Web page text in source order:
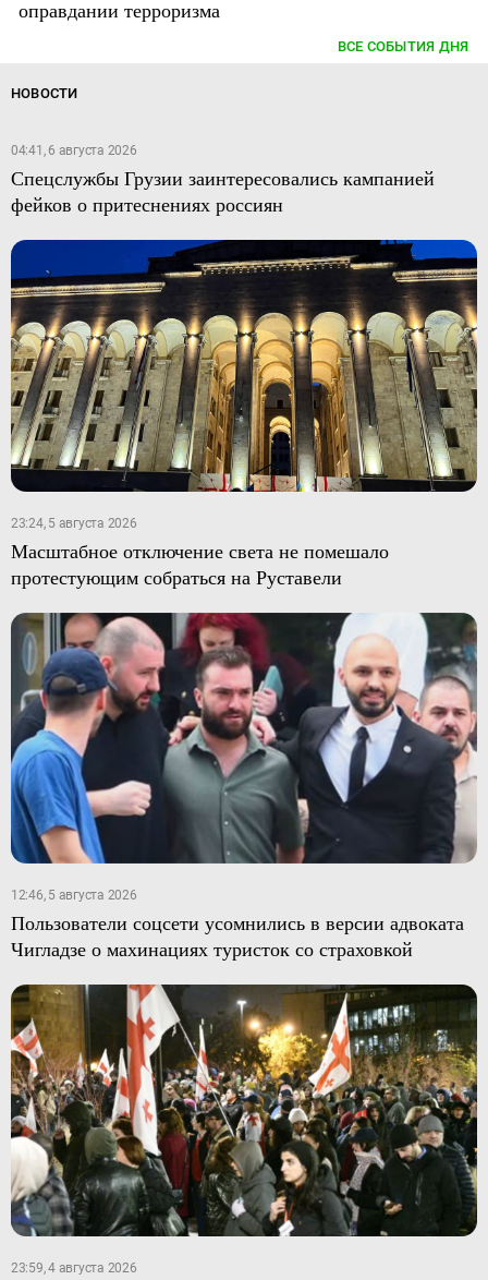
оправдании терроризма
ВСЕ СОБЫТИЯ ДНЯ
НОВОСТИ
04:41, 6 августа 2026
Спецслужбы Грузии заинтересовались кампанией
фейков о притеснениях россиян
23:24, 5 августа 2026
Масштабное отключение света не помешало
протестующим собраться на Руставели
12:46, 5 августа 2026
Пользователи соцсети усомнились в версии адвоката
Чигладзе о махинациях туристок со страховкой
23:59, 4 августа 2026